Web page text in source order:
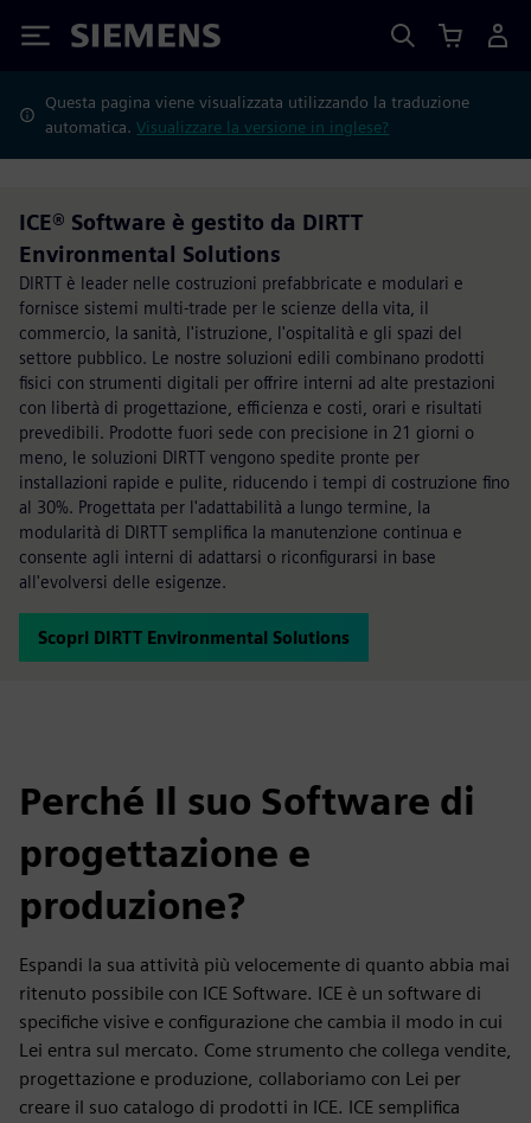
Siemens
Questa pagina viene visualizzata utilizzando la traduzione
automatica.Visualizzare la versione in inglese?
ICE® Software è gestito da DIRTT
Environmental Solutions
DIRTT è leader nelle costruzioni prefabbricate e modulari e
fornisce sistemi multi-trade per le scienze della vita, il
commercio, la sanità, l'istruzione, l'ospitalità e gli spazi del
settore pubblico. Le nostre soluzioni edili combinano prodotti
fisici con strumenti digitali per offrire interni ad alte prestazioni
con libertà di progettazione, efficienza e costi, orari e risultati
prevedibili. Prodotte fuori sede con precisione in 21 giorni o
meno, le soluzioni DIRTT vengono spedite pronte per
installazioni rapide e pulite, riducendo i tempi di costruzione fino
al 30%. Progettata per l'adattabilità a lungo termine, la
modularità di DIRTT semplifica la manutenzione continua e
consente agli interni di adattarsi o riconfigurarsi in base
all'evolversi delle esigenze.
Scopri DIRTT Environmental Solutions
Perché Il suo Software di
progettazione e
produzione?
Espandi la sua attività più velocemente di quanto abbia mai
ritenuto possibile con ICE Software. ICE è un software di
specifiche visive e configurazione che cambia il modo in cui
Lei entra sul mercato. Come strumento che collega vendite,
progettazione e produzione, collaboriamo con Lei per
creare il suo catalogo di prodotti in ICE. ICE semplifica